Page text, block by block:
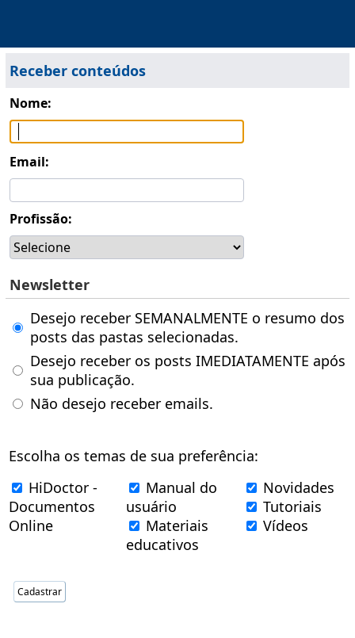
Receber conteúdos
Nome:
Email:
Profissão:
Newsletter
Desejo receber SEMANALMENTE o resumo dos
posts das pastas selecionadas.
Desejo receber os posts IMEDIATAMENTE após
sua publicação.
Não desejo receber emails.
Escolha os temas de sua preferência:
HiDoctor -
Documentos
Online
Manual do
usuário
Materiais
educativos
Novidades
Tutoriais
Vídeos